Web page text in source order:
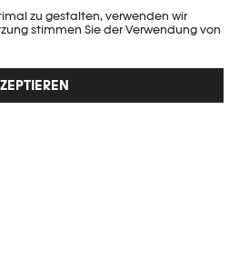
zu gestalten, verwenden wir
stimmen Sie der Verwendung von
Kurt Tong (2021), Luis Carlos Tovar
und Martin Kollar (2015) verliehen.